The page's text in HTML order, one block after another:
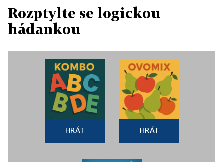
Rozptylte se logickou
hádankou
HRÁT HRÁT